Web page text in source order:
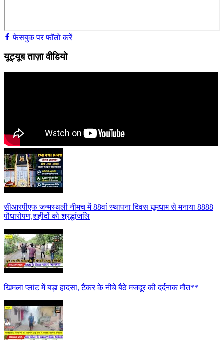
फेसबुक पर फॉलो करें
यूट्यूब ताज़ा वीडियो
सीआरपीएफ जन्मस्थली नीमच में 88वां स्थापना दिवस धूमधाम से मनाया 8888
पौधारोपण,शहीदों को श्रद्धांजलि
खिमला प्लांट में बड़ा हादसा, टैंकर के नीचे बैठे मजदूर की दर्दनाक मौत**